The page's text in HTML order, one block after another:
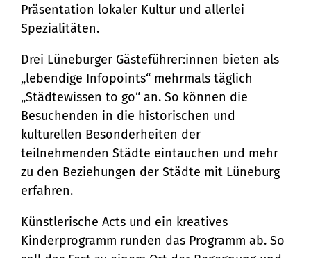
Präsentation lokaler Kultur und allerlei
Spezialitäten.
Drei Lüneburger Gästeführer:innen bieten als
„lebendige Infopoints“ mehrmals täglich
„Städtewissen to go“ an. So können die
Besuchenden in die historischen und
kulturellen Besonderheiten der
teilnehmenden Städte eintauchen und mehr
zu den Beziehungen der Städte mit Lüneburg
erfahren.
Künstlerische Acts und ein kreatives
Kinderprogramm runden das Programm ab. So